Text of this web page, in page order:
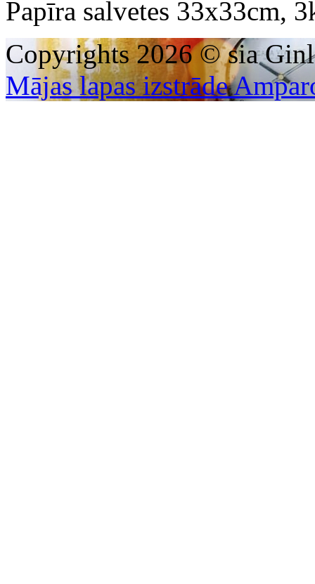
Papīra salvetes 33x33cm,
Copyrights 2026 © sia
Mājas lapas izstrāde